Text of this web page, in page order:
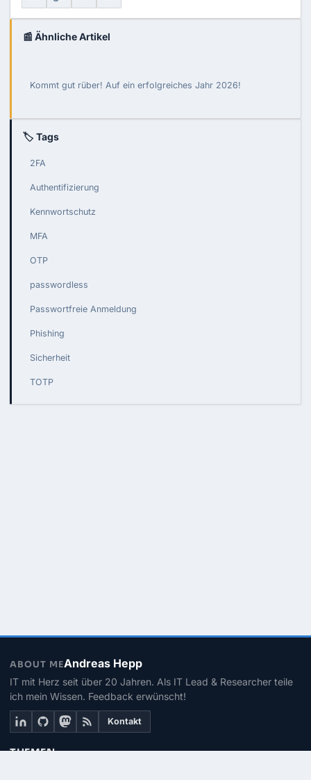
📰 Ähnliche Artikel
Kommt gut rüber! Auf ein erfolgreiches Jahr 2026!
🏷 Tags
2FA
Authentifizierung
Kennwortschutz
MFA
OTP
passwordless
Passwortfreie Anmeldung
Phishing
Sicherheit
TOTP
ABOUT MEAndreas Hepp
IT mit Herz seit über 20 Jahren. Als IT Lead & Researcher teile
ich mein Wissen. Feedback erwünscht!
Kontakt
THEMEN